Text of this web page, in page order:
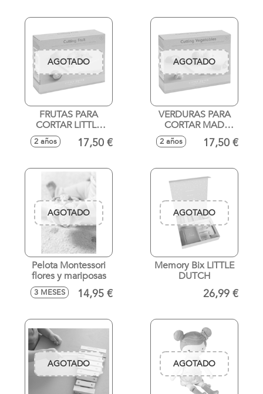
AGOTADO
FRUTAS PARA
CORTAR LITTLE
DUTCH
2 años 17,50 €
AGOTADO
VERDURAS PARA
CORTAR MAD
LITTLE DUTCH
2 años 17,50 €
AGOTADO
Pelota Montessori
flores y mariposas
3 MESES 14,95 €
AGOTADO
Memory Bix LITTLE
DUTCH
26,99 €
AGOTADO AGOTADO